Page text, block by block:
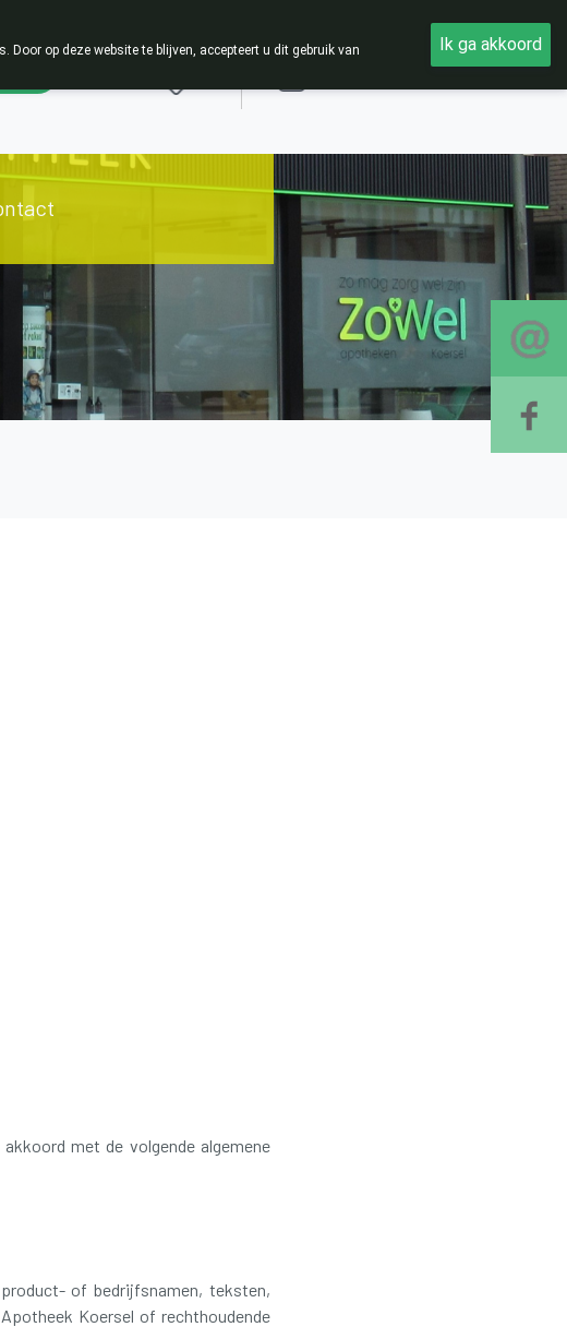
met de volgende algemene
of bedrijfsnamen, teksten,
Koersel of rechthoudende
op deze website te blijven, accepteert u dit gebruik van
Ik ga akkoord